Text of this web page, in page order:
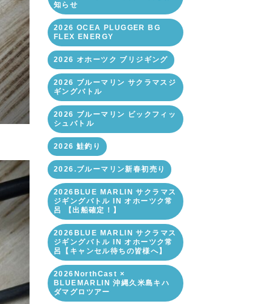
知らせ
2026 OCEA PLUGGER BG
FLEX ENERGY
2026 オホーツク ブリジギング
2026 ブルーマリン サクラマスジ
ギングバトル
2026 ブルーマリン ビックフィッ
シュバトル
2026 鮭釣り
2026.ブルーマリン新春初売り
2026BLUE MARLIN サクラマス
ジギングバトル IN オホーツク常
呂 【出船確定！】
2026BLUE MARLIN サクラマス
ジギングバトル IN オホーツク常
呂【キャンセル待ちの皆様へ】
2026NorthCast ×
BLUEMARLIN 沖縄久米島キハ
ダマグロツアー